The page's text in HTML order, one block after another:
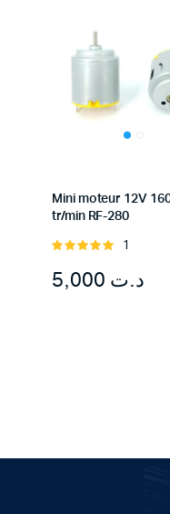
Mini moteur 12V
tr/min RF-280
Rated
5
1
د.ت